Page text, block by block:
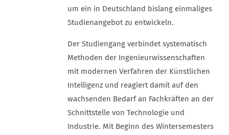
um ein in Deutschland bislang einmaliges
Studienangebot zu entwickeln.
Der Studiengang verbindet systematisch
Methoden der Ingenieurwissenschaften
mit modernen Verfahren der Künstlichen
Intelligenz und reagiert damit auf den
wachsenden Bedarf an Fachkräften an der
Schnittstelle von Technologie und
Industrie. Mit Beginn des Wintersemesters